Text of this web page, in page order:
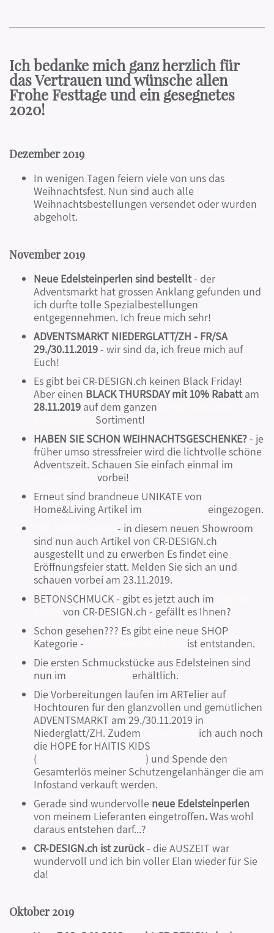
Ich bedanke mich ganz herzlich für
das Vertrauen und wünsche allen
Frohe Festtage und ein gesegnetes
2020!
Dezember 2019
In wenigen Tagen feiern viele von uns das
Weihnachtsfest. Nun sind auch alle
Weihnachtsbestellungen versendet oder wurden
abgeholt.
November 2019
Neue Edelsteinperlen sind bestellt- der
Adventsmarkt hat grossen Anklang gefunden und
ich durfte tolle Spezialbestellungen
entgegennehmen. Ich freue mich sehr!
ADVENTSMARKT NIEDERGLATT/ZH - FR/SA
29./30.11.2019- wir sind da, ich freue mich auf
Euch!
Es gibt bei CR-DESIGN.ch keinen Black Friday!
Aber einen BLACK THURSDAY mit 10% Rabattam
28.11.2019 auf dem ganzen
Sortiment!
HABEN SIE SCHON WEIHNACHTSGESCHENKE?- je
früher umso stressfreier wird die lichtvolle schöne
Adventszeit. Schauen Sie einfach einmal im
vorbei!
Erneut sind brandneue UNIKATE von
Home&Living Artikel im
eingezogen.
- in diesem neuen Showroom
sind nun auch Artikel von CR-DESIGN.ch
ausgestellt und zu erwerben Es findet eine
Eröffnungsfeier statt. Melden Sie sich an und
schauen vorbei am 23.11.2019.
BETONSCHMUCK - gibt es jetzt auch im
von CR-DESIGN.ch - gefällt es Ihnen?
Schon gesehen??? Es gibt eine neue SHOP
Kategorie -
ist entstanden.
Die ersten Schmuckstücke aus Edelsteinen sind
nun im
erhältlich.
Die Vorbereitungen laufen im ARTelier auf
Hochtouren für den glanzvollen und gemütlichen
ADVENTSMARKT am 29./30.11.2019 in
Niederglatt/ZH. Zudem
ich auch noch
die HOPE for HAITIS KIDS
(
) und Spende den
Gesamterlös meiner Schutzengelanhänger die am
Infostand verkauft werden.
Gerade sind wundervolle neue Edelsteinperlen
von meinem Lieferanten eingetroffen.Was wohl
daraus entstehen darf...?
CR-DESIGN.ch ist zurück- die AUSZEIT war
wundervoll und ich bin voller Elan wieder für Sie
da!
Oktober 2019